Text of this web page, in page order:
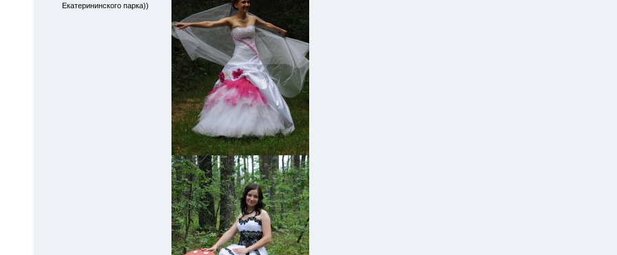
Екатерининского парка))